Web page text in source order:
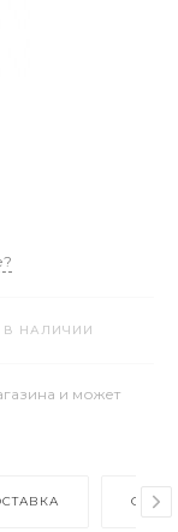
В НАЛИЧИИ
и может